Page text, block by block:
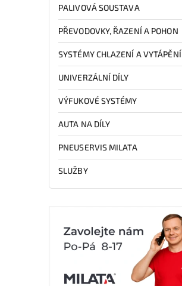
PALIVOVÁ SOUSTAVA
PŘEVODOVKY, ŘAZENÍ A POHON
SYSTÉMY CHLAZENÍ A VYTÁPĚNÍ
UNIVERZÁLNÍ DÍLY
VÝFUKOVÉ SYSTÉMY
AUTA NA DÍLY
PNEUSERVIS MILATA
SLUŽBY